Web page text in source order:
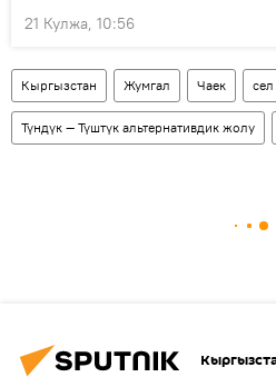
21 Кулжа, 10:56
Кыргызстан Жумгал Чаек сел
Түндүк — Түштүк альтернативдик жолу